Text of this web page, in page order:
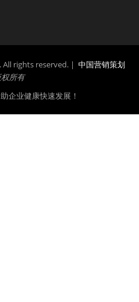
All rights reserved. | 中国营销策划
所有
企业健康快速发展！